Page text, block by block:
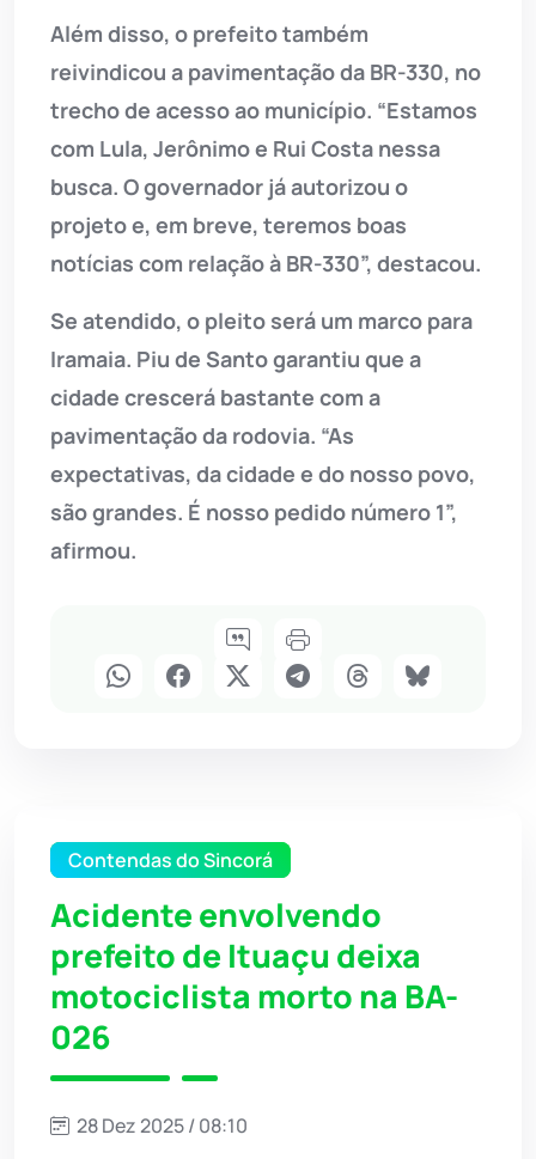
Além disso, o prefeito também
reivindicou a pavimentação da BR-330, no
trecho de acesso ao município. “Estamos
com Lula, Jerônimo e Rui Costa nessa
busca. O governador já autorizou o
projeto e, em breve, teremos boas
notícias com relação à BR-330”, destacou.
Se atendido, o pleito será um marco para
Iramaia. Piu de Santo garantiu que a
cidade crescerá bastante com a
pavimentação da rodovia. “As
expectativas, da cidade e do nosso povo,
são grandes. É nosso pedido número 1”,
afirmou.
Contendas do Sincorá
Acidente envolvendo
prefeito de Ituaçu deixa
motociclista morto na BA-
026
28 Dez 2025 / 08:10